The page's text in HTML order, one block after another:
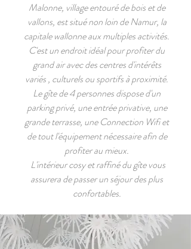
Malonne, village entouré de bois et de
vallons, est situé non loin de Namur, la
capitale wallonne aux multiples activités.
C'est un endroit idéal pour profiter du
grand air avec des centres d'intérêts
variés , culturels ou sportifs à proximité.
Le gîte de 4 personnes dispose d'un
parking privé, une entrée privative, une
grande terrasse, une Connection Wifi et
de tout l'équipement nécessaire afin de
profiter au mieux.
L'intérieur cosy et raffiné du gîte vous
assurera de passer un séjour des plus
confortables.